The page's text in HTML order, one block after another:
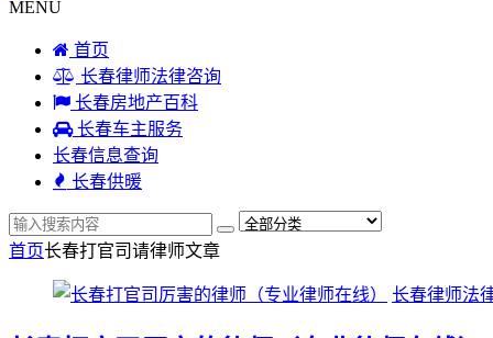
MENU
首页
长春律师法律咨询
长春房地产百科
长春车主服务
长春信息查询
长春供暖
首页长春打官司请律师文章
长春律师法